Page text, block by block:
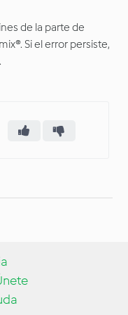
de la parte de
Si el error persiste,